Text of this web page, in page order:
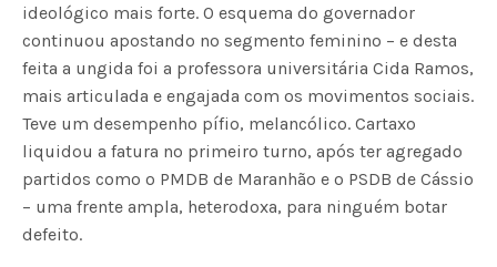
ideológico mais forte. O esquema do governador
continuou apostando no segmento feminino – e desta
feita a ungida foi a professora universitária Cida Ramos,
mais articulada e engajada com os movimentos sociais.
Teve um desempenho pífio, melancólico. Cartaxo
liquidou a fatura no primeiro turno, após ter agregado
partidos como o PMDB de Maranhão e o PSDB de Cássio
– uma frente ampla, heterodoxa, para ninguém botar
defeito.